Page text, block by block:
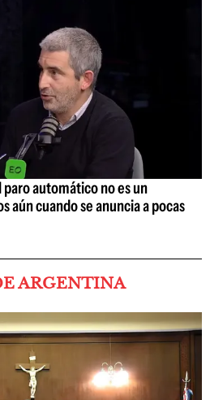
paro automático no es un
aún cuando se anuncia a pocas
ARGENTINA